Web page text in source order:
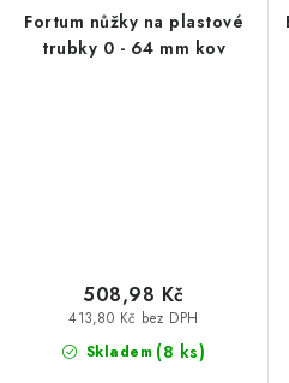
Fortum nůžky na plastové
trubky 0 - 64 mm kov
Skladem (8 ks)
413,80 Kč bez DPH
508,98 Kč